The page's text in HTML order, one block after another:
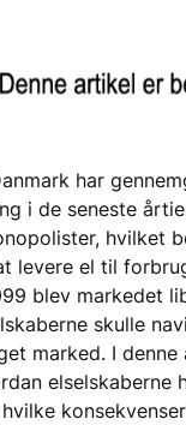
har
i de seneste
hvilket
levere el til
blev markedet
skulle
marked. I
elselskaberne